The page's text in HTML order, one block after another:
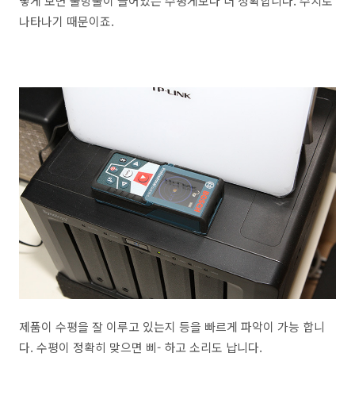
나타나기 때문이죠.
제품이 수평을 잘 이루고 있는지 등을 빠르게 파악이 가능 합니
다. 수평이 정확히 맞으면 삐- 하고 소리도 납니다.